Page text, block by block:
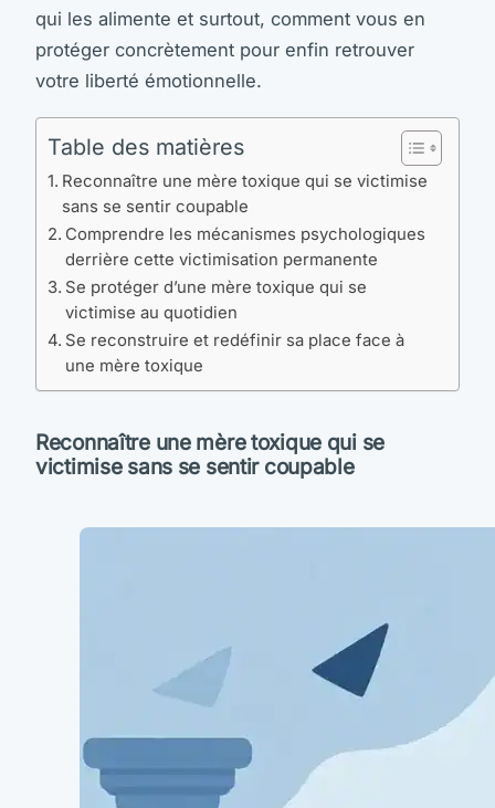
qui les alimente et surtout, comment vous en
protéger concrètement pour enfin retrouver
votre liberté émotionnelle.
Table des matières
Reconnaître une mère toxique qui se victimise
sans se sentir coupable
Comprendre les mécanismes psychologiques
derrière cette victimisation permanente
Se protéger d’une mère toxique qui se
victimise au quotidien
Se reconstruire et redéfinir sa place face à
une mère toxique
Reconnaître une mère toxique qui se
victimise sans se sentir coupable